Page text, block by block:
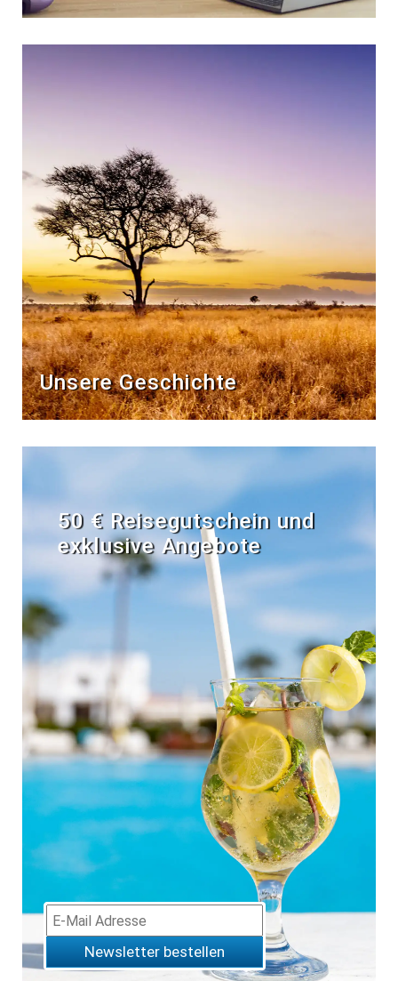
Unsere Geschichte
50 € Reisegutschein und
exklusive Angebote
Newsletter bestellen